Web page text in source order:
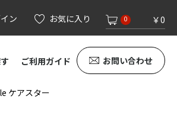
ン お気に入り 0 ￥0
ご利用ガイド お問い合わせ
ケアスター